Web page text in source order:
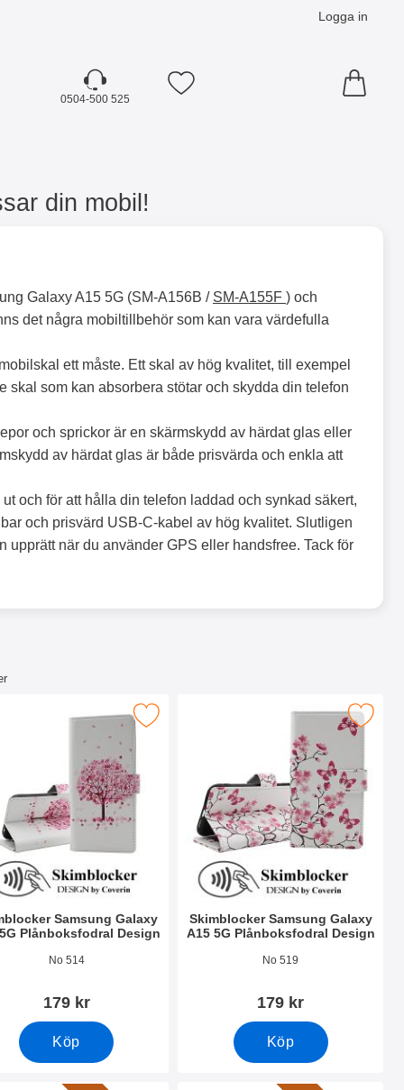
Logga in
0504-500 525
Mina favoriter
din mobil!
Galaxy A15 5G (SM-A156B / SM-A155F ) och
det några mobiltillbehör som kan vara värdefulla
ett måste. Ett skal av hög kvalitet, till exempel
skal som kan absorbera stötar och skydda din telefon
och sprickor är en skärmskydd av härdat glas eller
av härdat glas är både prisvärda och enkla att
och för att hålla din telefon laddad och synkad säkert,
och prisvärd USB-C-kabel av hög kvalitet. Slutligen
när du använder GPS eller handsfree. Tack för
Plånboksfodral som favorit
Samsung Galaxy
Plånboksfodral Design
No 514
179 kr
Köp
Samsung Galaxy A15 5G Plånboksfodral Design som favorit
Skimblocker Samsung Galaxy
A15 5G Plånboksfodral Design
No 519
179 kr
Köp
Makera skimblocker Samsung Galaxy A15 5G